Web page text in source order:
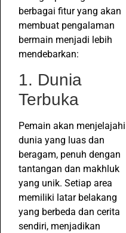
berbagai fitur yang akan
membuat pengalaman
bermain menjadi lebih
mendebarkan:
1. Dunia
Terbuka
Pemain akan menjelajahi
dunia yang luas dan
beragam, penuh dengan
tantangan dan makhluk
yang unik. Setiap area
memiliki latar belakang
yang berbeda dan cerita
sendiri, menjadikan